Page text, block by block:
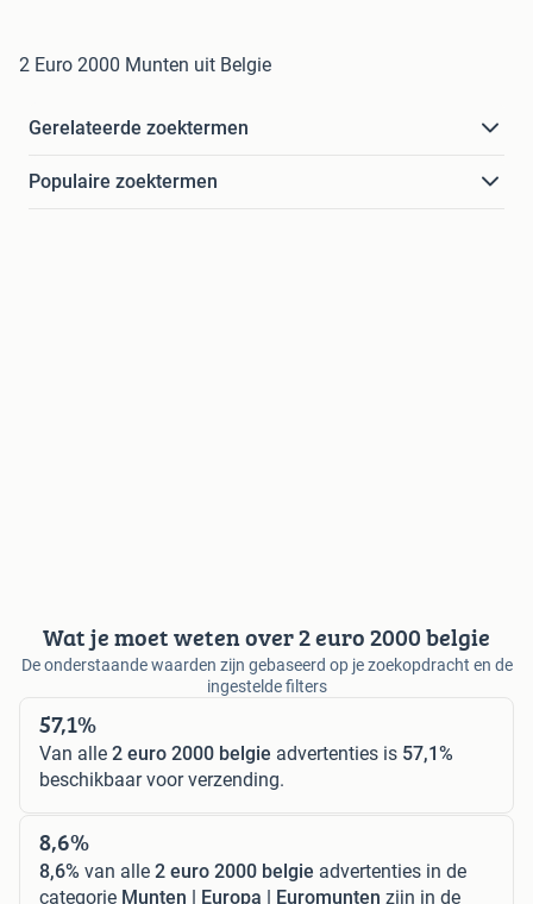
2 Euro 2000 Munten uit Belgie
Gerelateerde zoektermen
Populaire zoektermen
Wat je moet weten over 2 euro 2000 belgie
De onderstaande waarden zijn gebaseerd op je zoekopdracht en de
ingestelde filters
57,1%
Van alle 2 euro 2000 belgie advertenties is 57,1%
beschikbaar voor verzending.
8,6%
8,6% van alle 2 euro 2000 belgie advertenties in de
categorie Munten | Europa | Euromunten zijn in de